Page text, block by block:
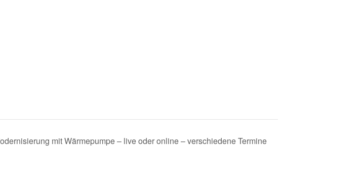
mit Wärmepumpe – live oder online – verschiedene Termine